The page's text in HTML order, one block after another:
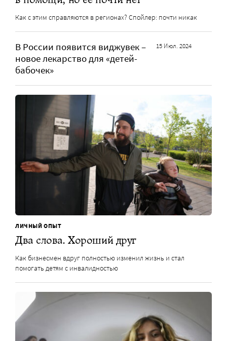
Как с этим справляются в регионах? Спойлер: почти никак
В России появится виджувек –
новое лекарство для «детей-
бабочек»
15 Июл. 2024
ЛИЧНЫЙ ОПЫТ
Два слова. Хороший друг
Как бизнесмен вдруг полностью изменил жизнь и стал
помогать детям с инвалидностью